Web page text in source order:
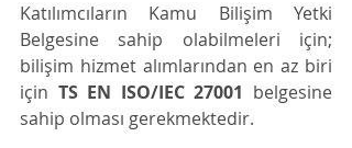
Katılımcıların Kamu Bilişim Yetki
Belgesine sahip olabilmeleri için;
bilişim hizmet alımlarından en az biri
için TS EN ISO/IEC 27001 belgesine
sahip olması gerekmektedir.